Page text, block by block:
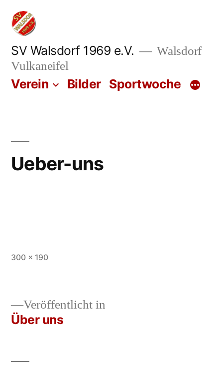
Zum
Inhalt
springen
SV Walsdorf 1969 e.V.
Walsdorf
Vulkaneifel
Verein Bilder Sportwoche
Ueber-uns
Vollständige
300 × 190
Beitrags-
Veröffentlicht in
Über uns